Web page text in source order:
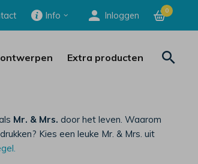
Info Inloggen 0
Extra producten
Mr. & Mrs. door het leven. Waarom
Kies een leuke Mr. & Mrs. uit